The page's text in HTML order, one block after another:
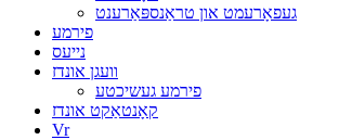
געפאָרעמט און טראַנספּאַרענט
פירמע
נייעס
וועגן אונדז
פירמע געשיכטע
קאָנטאַקט אונדז
Vr